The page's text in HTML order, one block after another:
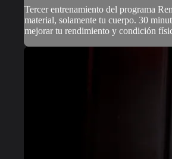
Tercer entrenamiento del programa
material, solamente tu cuerpo. 30
mejorar tu rendimiento y condición